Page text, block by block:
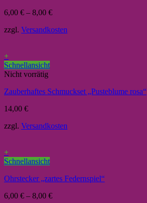
6,00 € – 8,00 €
zzgl. Versandkosten
+
Schnellansicht
Nicht vorrätig
Zauberhaftes Schmuckset „Pusteblume rosa“
14,00 €
zzgl. Versandkosten
+
Schnellansicht
Ohrstecker „zartes Federnspiel“
6,00 € – 8,00 €